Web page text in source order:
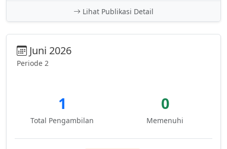
Lihat Publikasi Detail
Juni 2026
Periode 2
1
Total Pengambilan
0
Memenuhi